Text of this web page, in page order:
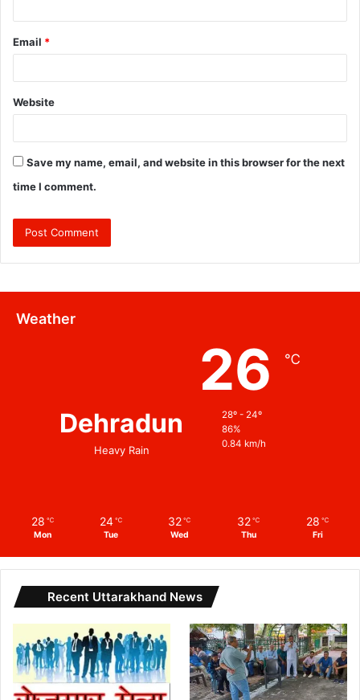
Email *
Website
Save my name, email, and website in this browser for the next
time I comment.
Weather
Dehradun
Heavy Rain
26 ℃
28º - 24º
86%
0.84 km/h
28 ℃
Mon
24 ℃
Tue
32 ℃
Wed
32 ℃
Thu
28 ℃
Fri
Recent Uttarakhand News